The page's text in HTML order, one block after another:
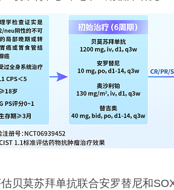
贝莫苏拜单抗联合安罗替尼和